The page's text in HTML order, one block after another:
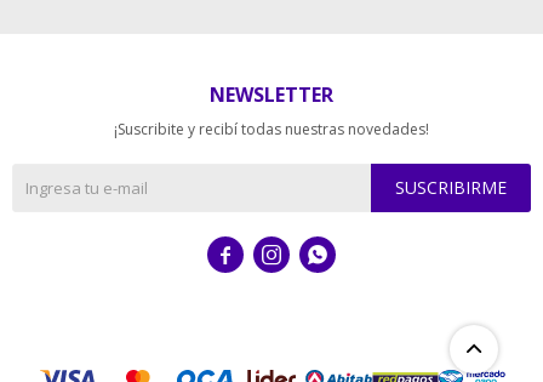
NEWSLETTER
¡Suscribite y recibí todas nuestras novedades!
SUSCRIBIRME
  